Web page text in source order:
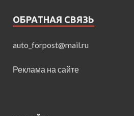
ОБРАТНАЯ СВЯЗЬ
auto_forpost@mail.ru
Реклама на сайте